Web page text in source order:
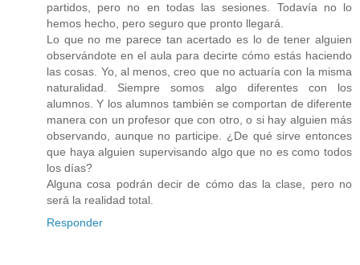
partidos, pero no en todas las sesiones. Todavía no lo
hemos hecho, pero seguro que pronto llegará.
Lo que no me parece tan acertado es lo de tener alguien
observándote en el aula para decirte cómo estás haciendo
las cosas. Yo, al menos, creo que no actuaría con la misma
naturalidad. Siempre somos algo diferentes con los
alumnos. Y los alumnos también se comportan de diferente
manera con un profesor que con otro, o si hay alguien más
observando, aunque no participe. ¿De qué sirve entonces
que haya alguien supervisando algo que no es como todos
los días?
Alguna cosa podrán decir de cómo das la clase, pero no
será la realidad total.
Responder